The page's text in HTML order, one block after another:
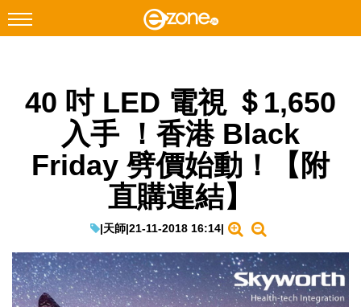
Facebook Instagram
網絡生活
EduTech
IT Times
40 吋 LED 電視 ＄1,650
入手 ！香港 Black
Friday 劈價始動！【附
直購連結】
|天師|21-11-2018 16:14|